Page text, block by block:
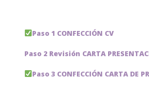
Paso 1 CONFECCIÓN CV
Paso 2 Revisión CARTA
Paso 3 CONFECCIÓN CARTA DE